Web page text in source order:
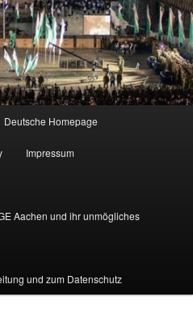
Deutsche Homepage
Impressum
Aachen und ihr unmögliches
und zum Datenschutz